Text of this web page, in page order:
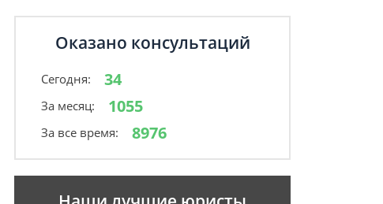
Оказано консультаций
Сегодня: 34
За месяц: 1055
За все время: 8976